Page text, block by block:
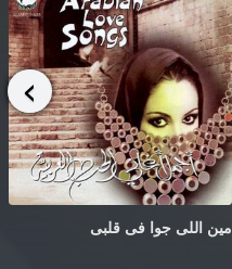
مين اللى جوا فى قلبى